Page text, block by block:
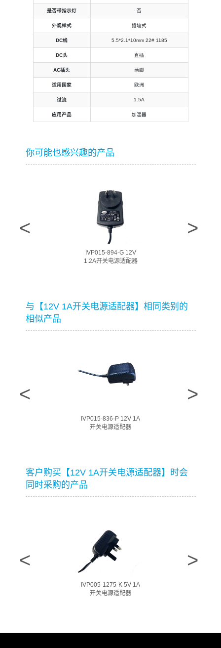
是否带指示灯 否
外观样式 插墙式
DC线 5.5*2.1*10mm 22# 1185
DC头 直插
AC插头 两脚
适用国家 欧洲
过流 1.5A
应用产品 加湿器
你可能也感兴趣的产品
IVP015-894-G 12V
1.2A开关电源适配器
与【12V 1A开关电源适配器】相同类别的
相似产品
IVP015-836-P 12V 1A
开关电源适配器
客户购买【12V 1A开关电源适配器】时会
同时采购的产品
IVP005-1275-K 5V 1A
开关电源适配器